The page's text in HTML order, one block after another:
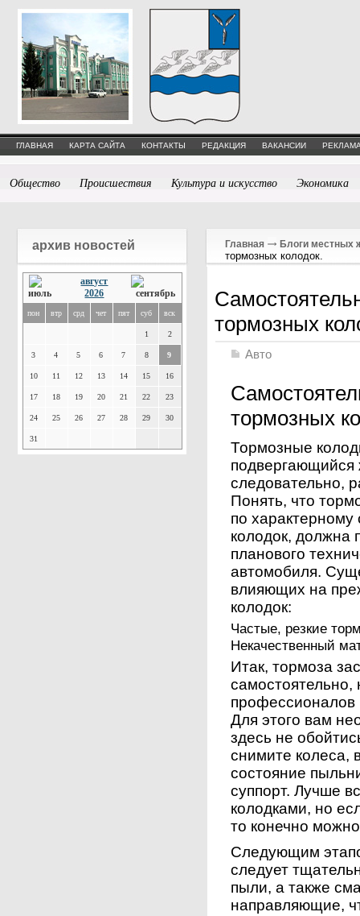
ГЛАВНАЯ КАРТА САЙТА КОНТАКТЫ РЕДАКЦИЯ ВАКАНСИИ
Общество Происшествия Культура и искусство Экономика
архив новостей
август
2026
пон втр срд чет пят суб вск
1 2
3 4 5 6 7 8 9
10 11 12 13 14 15 16
17 18 19 20 21 22 23
24 25 26 27 28 29 30
31
Главная Блоги местных
тормозных колодок.
тормозных
Авто
тормозных
Тормозные
подвергающийся
следовательно,
Понять, что
по характерному
колодок, должна
планового
автомобиля.
влияющих на
колодок:
Частые, резкие
Некачественный
Итак, тормоза
профессионалов
Для этого вам
здесь не
снимите колеса,
состояние
суппорт. Лучше
колодками, но
то конечно
Следующим
следует
пыли, а также
направляющие,